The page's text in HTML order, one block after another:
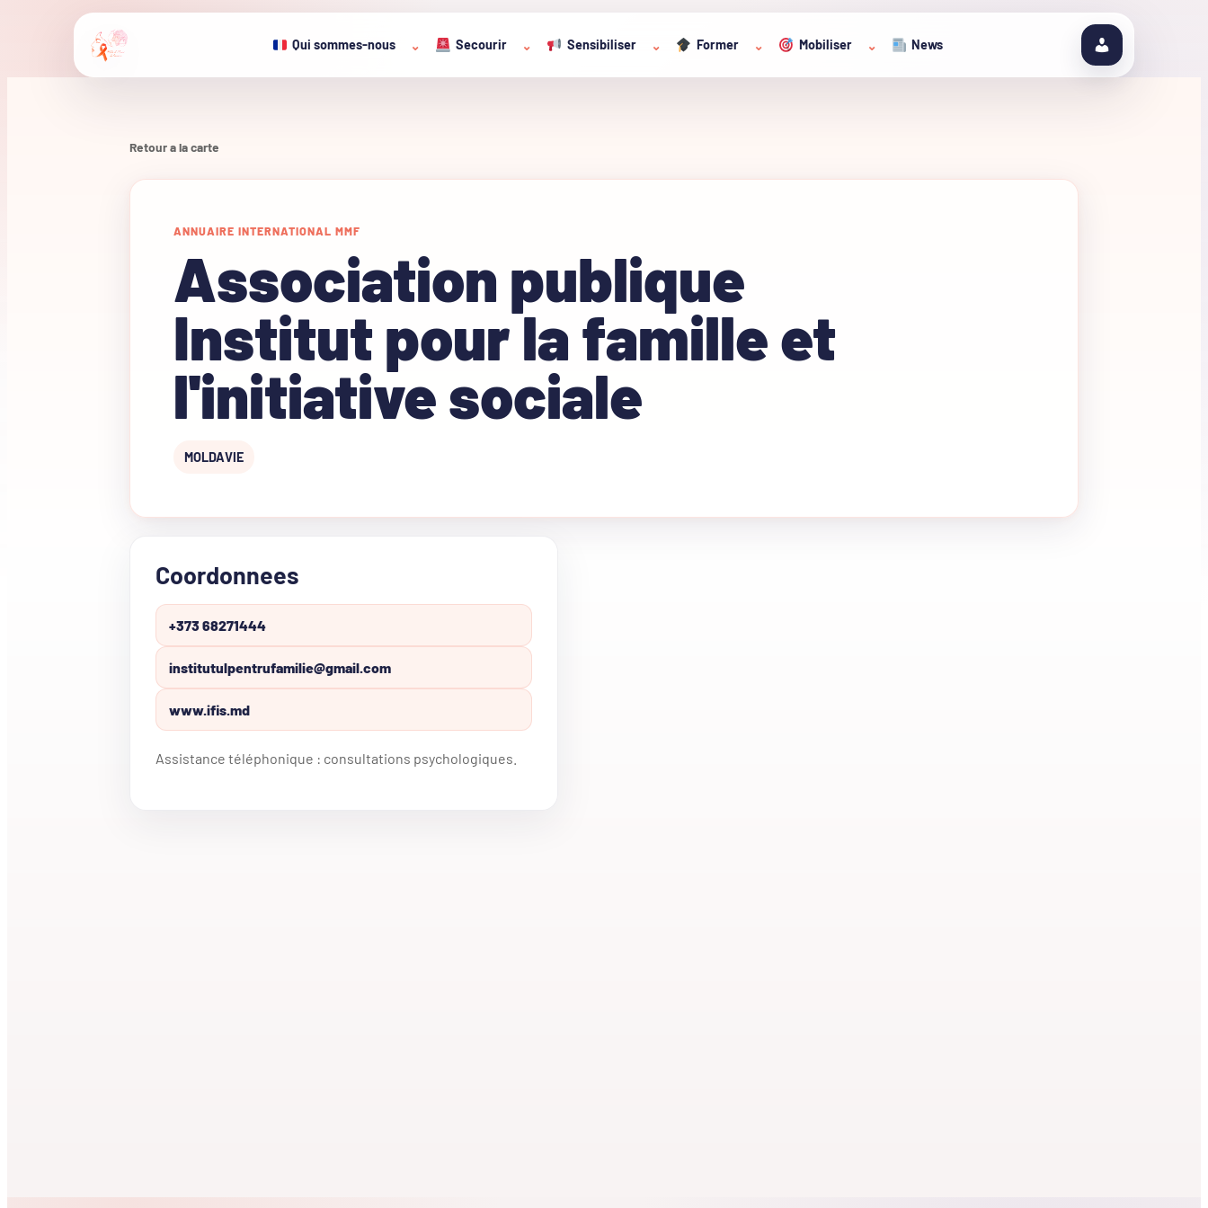
Qui sommes-nous ⌄ Secourir ⌄ Sensibiliser ⌄ Former ⌄ Mobiliser ⌄ News
Retour a la carte
ANNUAIRE INTERNATIONAL MMF
Association publique
Institut pour la famille et
l'initiative sociale
MOLDAVIE
Coordonnees
+373 68271444
institutulpentrufamilie@gmail.com
www.ifis.md
Assistance téléphonique : consultations psychologiques.